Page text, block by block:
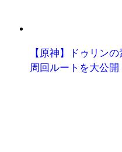
【原神】ドゥリン
周回ルートを大公開